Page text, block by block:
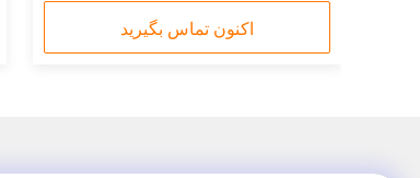
اکنون تماس بگیرید